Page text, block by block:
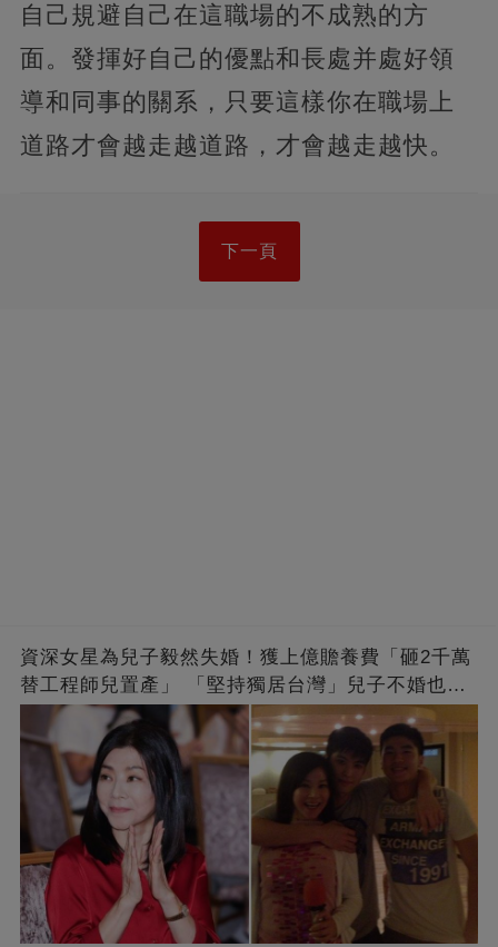
自己規避自己在這職場的不成熟的方
面。發揮好自己的優點和長處并處好領
導和同事的關系，只要這樣你在職場上
道路才會越走越道路，才會越走越快。
下一頁
資深女星為兒子毅然失婚！獲上億贍養費「砸2千萬
替工程師兒置產」 「堅持獨居台灣」兒子不婚也支